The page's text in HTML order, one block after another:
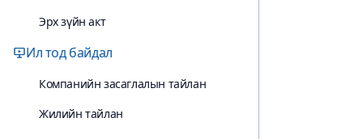
Эрх зүйн акт
Ил тод байдал
Компанийн засаглалын тайлан
Жилийн тайлан